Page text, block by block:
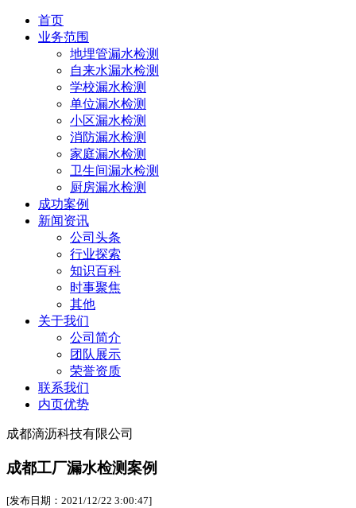
首页
业务范围
地埋管漏水检测
自来水漏水检测
学校漏水检测
单位漏水检测
小区漏水检测
消防漏水检测
家庭漏水检测
卫生间漏水检测
厨房漏水检测
成功案例
新闻资讯
公司头条
行业探索
知识百科
时事聚焦
其他
关于我们
公司简介
团队展示
荣誉资质
联系我们
内页优势
成都滴沥科技有限公司
成都工厂漏水检测案例
[发布日期：2021/12/22 3:00:47]